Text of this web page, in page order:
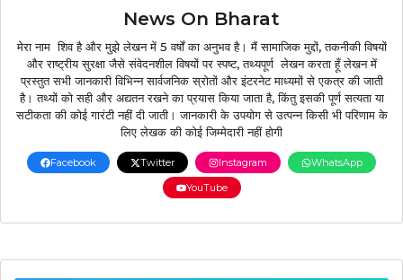
News On Bharat
मेरा नाम शिव है और मुझे लेखन में 5 वर्षों का अनुभव है। मैं सामाजिक मुद्दों, तकनीकी विषयों
और राष्ट्रीय सुरक्षा जैसे संवेदनशील विषयों पर स्पष्ट, तथ्यपूर्ण लेखन करता हूँ लेखन में
प्रस्तुत सभी जानकारी विभिन्न सार्वजनिक स्रोतों और इंटरनेट माध्यमों से एकत्र की जाती
है। तथ्यों को सही और अद्यतन रखने का प्रयास किया जाता है, किंतु इसकी पूर्ण सत्यता या
सटीकता की कोई गारंटी नहीं दी जाती। जानकारी के उपयोग से उत्पन्न किसी भी परिणाम के
लिए लेखक की कोई जिम्मेदारी नहीं होगी
Facebook Twitter Instagram
WhatsApp
YouTube